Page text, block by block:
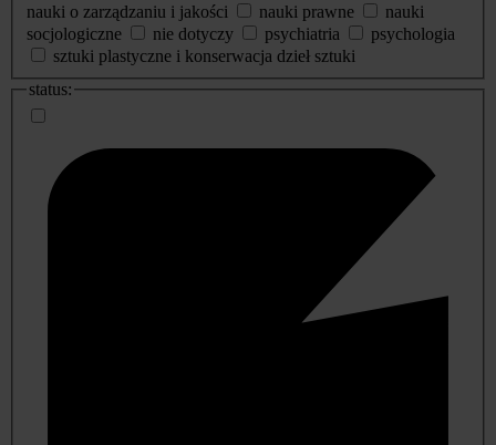
nauki o zarządzaniu i jakości
nauki prawne
nauki
socjologiczne
nie dotyczy psychiatria
psychologia
sztuki plastyczne i konserwacja dzieł sztuki
status: